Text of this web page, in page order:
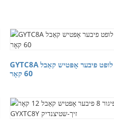
GYTC8A פיג 8 לופט פיבער אָפּטיש קאַבל
60 קאָר